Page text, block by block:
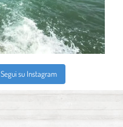
Segui su Instagram